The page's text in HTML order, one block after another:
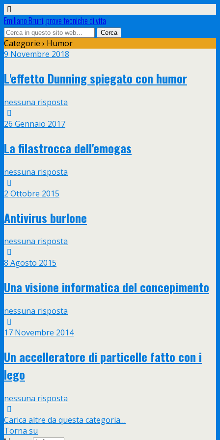
Emiliano Bruni, prove tecniche di vita
Categorie › Humor
9 Novembre 2018
L'effetto Dunning spiegato con humor
nessuna risposta
26 Gennaio 2017
La filastrocca dell'emogas
nessuna risposta
2 Ottobre 2015
Antivirus burlone
nessuna risposta
8 Agosto 2015
Una visione informatica del concepimento
nessuna risposta
17 Novembre 2014
Un accelleratore di particelle fatto con i
lego
nessuna risposta
Carica altre da questa categoria…
Torna su